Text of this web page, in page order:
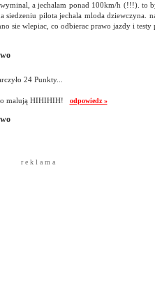
a jechalam ponad 100km/h (!!!). to
siedzeniu pilota jechala mloda dziewczyna.
sie wlepiac, co odbierac prawo jazdy i
24 Punkty...
malują HIHIHIH! odpowiedz »
r e k l a m a